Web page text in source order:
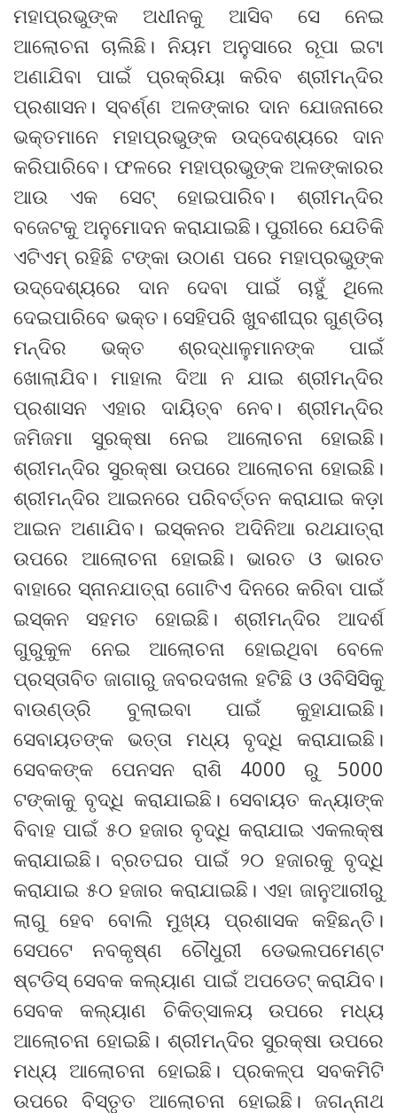
ମହାପ୍ରଭୁଙ୍କ ଅଧୀନକୁ ଆସିବ ସେ ନେଇ
ଆଲୋଚନା ଚାଲିଛି। ନିୟମ ଅନୁସାରେ ରୂପା ଇଟା
ଅଣାଯିବା ପାଇଁ ପ୍ରକ୍ରିୟା କରିବ ଶ୍ରୀମନ୍ଦିର
ପ୍ରଶାସନ। ସ୍ବର୍ଣ୍ଣ ଅଳଙ୍କାର ଦାନ ଯୋଜନାରେ
ଭକ୍ତମାନେ ମହାପ୍ରଭୁଙ୍କ ଉଦ୍ଦେଶ୍ୟରେ ଦାନ
କରିପାରିବେ। ଫଳରେ ମହାପ୍ରଭୁଙ୍କ ଅଳଙ୍କାରର
ଆଉ ଏକ ସେଟ୍ ହୋଇପାରିବ। ଶ୍ରୀମନ୍ଦିର
ବଜେଟକୁ ଅନୁମୋଦନ କରାଯାଇଛି। ପୁରୀରେ ଯେତିକି
ଏଟିଏମ୍ ରହିଛି ଟଙ୍କା ଉଠାଣ ପରେ ମହାପ୍ରଭୁଙ୍କ
ଉଦ୍ଦେଶ୍ୟରେ ଦାନ ଦେବା ପାଇଁ ଚାହୁଁ ଥିଲେ
ଦେଇପାରିବେ ଭକ୍ତ। ସେହିପରି ଖୁବଶୀଘ୍ର ଗୁଣ୍ଡିଚା
ମନ୍ଦିର ଭକ୍ତ ଶ୍ରଦ୍ଧାଳୁମାନଙ୍କ ପାଇଁ
ଖୋଲାଯିବ। ମାହାଲ ଦିଆ ନ ଯାଇ ଶ୍ରୀମନ୍ଦିର
ପ୍ରଶାସନ ଏହାର ଦାୟିତ୍ବ ନେବ। ଶ୍ରୀମନ୍ଦିର
ଜମିଜମା ସୁରକ୍ଷା ନେଇ ଆଲୋଚନା ହୋଇଛି।
ଶ୍ରୀମନ୍ଦିର ସୁରକ୍ଷା ଉପରେ ଆଲୋଚନା ହୋଇଛି।
ଶ୍ରୀମନ୍ଦିର ଆଇନରେ ପରିବର୍ତ୍ତନ କରାଯାଇ କଡ଼ା
ଆଇନ ଅଣାଯିବ। ଇସ୍କନର ଅଦିନିଆ ରଥଯାତ୍ରା
ଉପରେ ଆଲୋଚନା ହୋଇଛି। ଭାରତ ଓ ଭାରତ
ବାହାରେ ସ୍ନାନଯାତ୍ରା ଗୋଟିଏ ଦିନରେ କରିବା ପାଇଁ
ଇସ୍କନ ସହମତ ହୋଇଛି। ଶ୍ରୀମନ୍ଦିର ଆଦର୍ଶ
ଗୁରୁକୁଳ ନେଇ ଆଲୋଚନା ହୋଇଥିବା ବେଳେ
ପ୍ରସ୍ତାବିତ ଜାଗାରୁ ଜବରଦଖଲ ହଟିଛି ଓ ଓବିସିସିକୁ
ବାଉଣ୍ଡ୍ରି ବୁଲାଇବା ପାଇଁ କୁହାଯାଇଛି।
ସେବାୟତଙ୍କ ଭତ୍ତା ମଧ୍ୟ ବୃଦ୍ଧି କରାଯାଇଛି।
ସେବକଙ୍କ ପେନସନ ରାଶି 4000 ରୁ 5000
ଟଙ୍କାକୁ ବୃଦ୍ଧି କରାଯାଇଛି। ସେବାୟତ କନ୍ୟାଙ୍କ
ବିବାହ ପାଇଁ ୫୦ ହଜାର ବୃଦ୍ଧି କରାଯାଇ ଏକଲକ୍ଷ
କରାଯାଇଛି। ବ୍ରତଘର ପାଇଁ ୨୦ ହଜାରକୁ ବୃଦ୍ଧି
କରାଯାଇ ୫୦ ହଜାର କରାଯାଇଛି। ଏହା ଜାନୁଆରୀରୁ
ଲାଗୁ ହେବ ବୋଲି ମୁଖ୍ୟ ପ୍ରଶାସକ କହିଛନ୍ତି।
ସେପଟେ ନବକୃଷ୍ଣ ଚୌଧୁରୀ ଡେଭଲପମେଣ୍ଟ
ଷ୍ଟଡିସ୍ ସେବକ କଲ୍ୟାଣ ପାଇଁ ଅପଡେଟ୍ କରାଯିବ।
ସେବକ କଲ୍ୟାଣ ଚିକିତ୍ସାଳୟ ଉପରେ ମଧ୍ୟ
ଆଲୋଚନା ହୋଇଛି। ଶ୍ରୀମନ୍ଦିର ସୁରକ୍ଷା ଉପରେ
ମଧ୍ୟ ଆଲୋଚନା ହୋଇଛି। ପ୍ରକଳ୍ପ ସବକମିଟି
ଉପରେ ବିସ୍ତୃତ ଆଲୋଚନା ହୋଇଛି। ଜଗନ୍ନାଥ